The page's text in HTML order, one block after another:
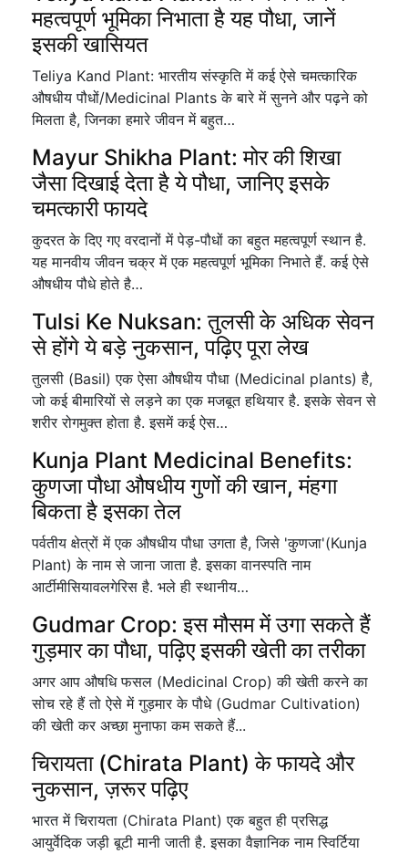
महत्वपूर्ण भूमिका निभाता है यह पौधा, जानें
इसकी खासियत
Teliya Kand Plant: भारतीय संस्कृति में कई ऐसे चमत्कारिक
औषधीय पौधों/Medicinal Plants के बारे में सुनने और पढ़ने को
मिलता है, जिनका हमारे जीवन में बहुत…
Mayur Shikha Plant: मोर की शिखा
जैसा दिखाई देता है ये पौधा, जानिए इसके
चमत्कारी फायदे
कुदरत के दिए गए वरदानों में पेड़-पौधों का बहुत महत्वपूर्ण स्थान है.
यह मानवीय जीवन चक्र में एक महत्वपूर्ण भूमिका निभाते हैं. कई ऐसे
औषधीय पौधे होते है…
Tulsi Ke Nuksan: तुलसी के अधिक सेवन
से होंगे ये बड़े नुकसान, पढ़िए पूरा लेख
तुलसी (Basil) एक ऐसा औषधीय पौधा (Medicinal plants) है,
जो कई बीमारियों से लड़ने का एक मजबूत हथियार है. इसके सेवन से
शरीर रोगमुक्त होता है. इसमें कई ऐस…
Kunja Plant Medicinal Benefits:
कुणजा पौधा औषधीय गुणों की खान, मंहगा
बिकता है इसका तेल
पर्वतीय क्षेत्रों में एक औषधीय पौधा उगता है, जिसे 'कुणजा'(Kunja
Plant) के नाम से जाना जाता है. इसका वानस्पति नाम
आर्टीमीसियावलगेरिस है. भले ही स्थानीय…
Gudmar Crop: इस मौसम में उगा सकते हैं
गुड़मार का पौधा, पढ़िए इसकी खेती का तरीका
अगर आप औषधि फसल (Medicinal Crop) की खेती करने का
सोच रहे हैं तो ऐसे में गुड़मार के पौधे (Gudmar Cultivation)
की खेती कर अच्छा मुनाफा कम सकते हैं...
चिरायता (Chirata Plant) के फायदे और
नुकसान, ज़रूर पढ़िए
भारत में चिरायता (Chirata Plant) एक बहुत ही प्रसिद्ध
आयुर्वेदिक जड़ी बूटी मानी जाती है. इसका वैज्ञानिक नाम स्विर्टिया